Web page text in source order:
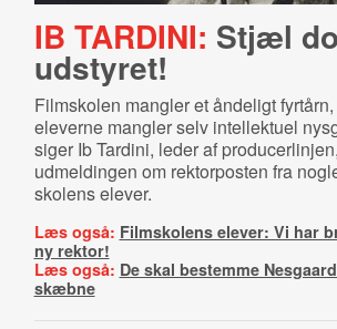
IB TARDINI: Stjæl
udstyret!
Filmskolen mangler et åndeligt
eleverne mangler selv intellektuel
siger Ib Tardini, leder af
udmeldingen om rektorposten fra
skolens elever.
Læs også: Filmskolens elever: Vi har
ny rektor!
Læs også: De skal bestemme
skæbne